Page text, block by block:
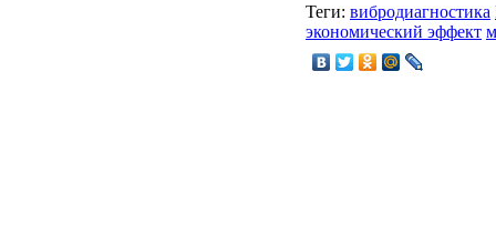
Теги: вибродиагностика
экономический эффект